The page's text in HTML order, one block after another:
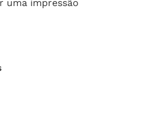
uma impressão